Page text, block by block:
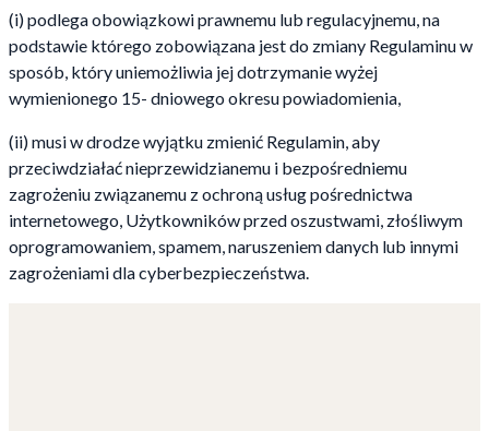
(i) podlega obowiązkowi prawnemu lub regulacyjnemu, na
podstawie którego zobowiązana jest do zmiany Regulaminu w
sposób, który uniemożliwia jej dotrzymanie wyżej
wymienionego 15- dniowego okresu powiadomienia,
(ii) musi w drodze wyjątku zmienić Regulamin, aby
przeciwdziałać nieprzewidzianemu i bezpośredniemu
zagrożeniu związanemu z ochroną usług pośrednictwa
internetowego, Użytkowników przed oszustwami, złośliwym
oprogramowaniem, spamem, naruszeniem danych lub innymi
zagrożeniami dla cyberbezpieczeństwa.